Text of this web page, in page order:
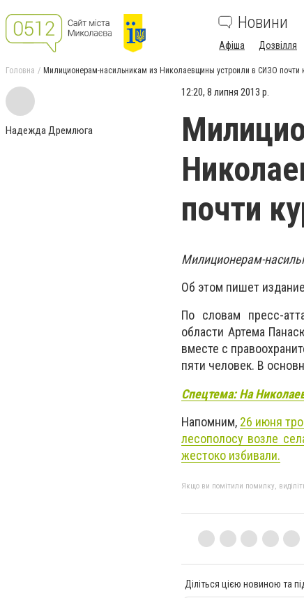
Новини
Афіша Дозвілля
Головна Милиционерам-насильникам из Николаевщины устроили в СИЗО почти
Надежда Дремлюга
12:20, 8 липня 2013 р.
почти
Милиционерам-
Об этом пишет издание
По словам пресс-
области Артема
вместе с
пяти человек. В
Спецтема: На
Напомним, 26 июня
лесополосу возле
жестоко избивали.
Якщо ви помітили помилку,
Діліться цією новиною та